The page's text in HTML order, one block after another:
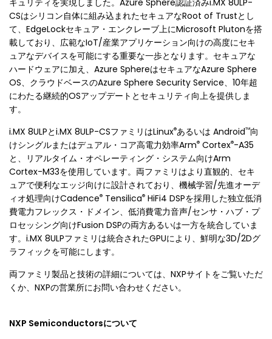
キュリティを実現しました。Azure Sphere認証済みi.MX 8ULP-
CSはシリコン自体に組み込まれたセキュアなRoot of Trustとし
て、EdgeLockセキュア・エンクレーブ上にMicrosoft Plutonを搭
載しており、広範なIoT/産業アプリケーション向けの高度にセキ
ュアなデバイスを可能にする重要な一歩となります。セキュアな
ハードウェアに加え、Azure SphereはセキュアなAzure Sphere
OS、クラウドベースのAzure Sphere Security Service、10年超
にわたる継続的OSアップデートとセキュリティ向上を提供しま
す。
i.MX 8ULPとi.MX 8ULP-CSファミリはLinux®あるいは Android™向
けシングルまたはデュアル・コア高電力効率Arm® Cortex®-A35
と、リアルタイム・オペレーティング・システム向けArm
Cortex-M33を使用しています。両ファミリはより直観的、セキ
ュアで便利なエッジ向けに設計されており、機械学習/先進オーデ
ィオ処理向けCadence® Tensilica® HiFi4 DSPを採用した独立低消
費電力フレックス・ドメイン、低消費電力音声/センサ・ハブ・プ
ロセッシング向けFusion DSPの両方あるいは一方を統合していま
す。i.MX 8ULPファミリは統合されたGPUにより、鮮明な3D/2Dグ
ラフィックを可能にします。
両ファミリ製品と技術の詳細については、NXPサイトをご覧いただ
くか、NXPの営業所にお問い合わせください。
NXP Semiconductorsについて